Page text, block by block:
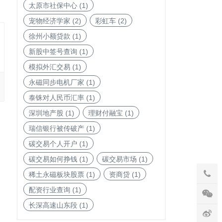
太原市社保中心(1)
宠物经济学家 (2) 彩虹车(2)
徐州小额贷款 (1)
新股中签号查询 (1)
模拟外汇交易 (1)
永磁同步电机厂家 (1)
泰铢对人民币汇率(1)
深圳地产股 (1) 理财付融宝 (1)
瑞信银行被传破产(1)
碳交易个人开户 (1)
碳交易如何挣钱(1) 碳交易市场 (1)
稀土永磁板块股票(1) 资商贷(1)
配资行业查询 (1)
长深高速山东段(1)